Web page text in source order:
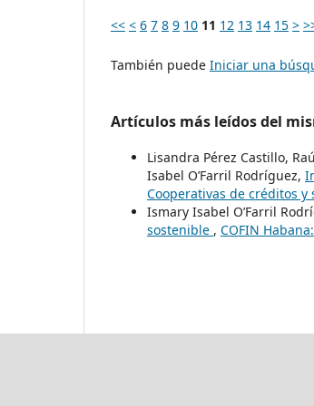
<< < 6 7 8 9 10 11 12 13 14 15 >
También puede Iniciar una
Artículos más leídos del
Lisandra Pérez Castillo,
Isabel O’Farril Rodríguez,
Cooperativas de créditos y
Ismary Isabel O’Farril
sostenible , COFIN